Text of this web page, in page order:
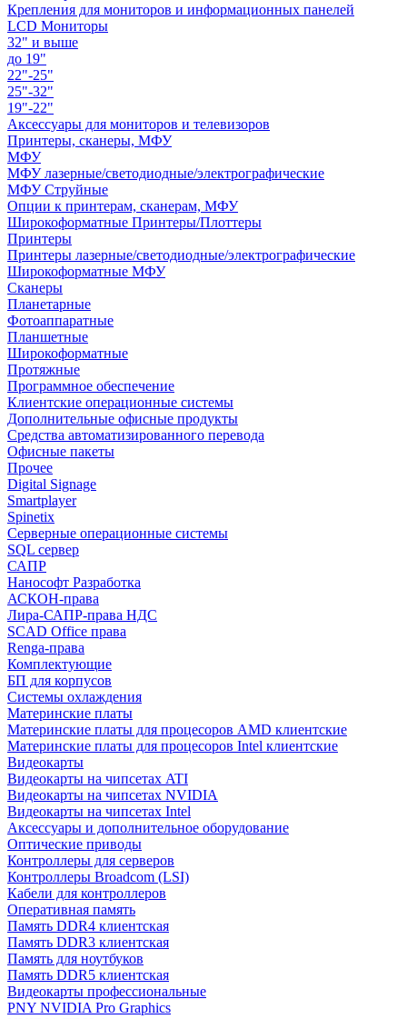
Крепления для мониторов и информационных панелей
LCD Мониторы
32" и выше
до 19"
22"-25"
25"-32"
19"-22"
Аксессуары для мониторов и телевизоров
Принтеры, сканеры, МФУ
МФУ
МФУ лазерные/светодиодные/электрографические
МФУ Струйные
Опции к принтерам, сканерам, МФУ
Широкоформатные Принтеры/Плоттеры
Принтеры
Принтеры лазерные/светодиодные/электрографические
Широкоформатные МФУ
Сканеры
Планетарные
Фотоаппаратные
Планшетные
Широкоформатные
Протяжные
Программное обеспечение
Клиентские операционные системы
Дополнительные офисные продукты
Средства автоматизированного перевода
Офисные пакеты
Прочее
Digital Signage
Smartplayer
Spinetix
Серверные операционные системы
SQL сервер
САПР
Нанософт Разработка
АСКОН-права
Лира-САПР-права НДС
SCAD Office права
Renga-права
Комплектующие
БП для корпусов
Системы охлаждения
Материнские платы
Материнские платы для процесоров AMD клиентские
Материнские платы для процесоров Intel клиентские
Видеокарты
Видеокарты на чипсетах ATI
Видеокарты на чипсетах NVIDIA
Видеокарты на чипсетах Intel
Аксессуары и дополнительное оборудование
Оптические приводы
Контроллеры для серверов
Контроллеры Broadcom (LSI)
Кабели для контроллеров
Оперативная память
Память DDR4 клиентская
Память DDR3 клиентская
Память для ноутбуков
Память DDR5 клиентская
Видеокарты профессиональные
PNY NVIDIA Pro Graphics